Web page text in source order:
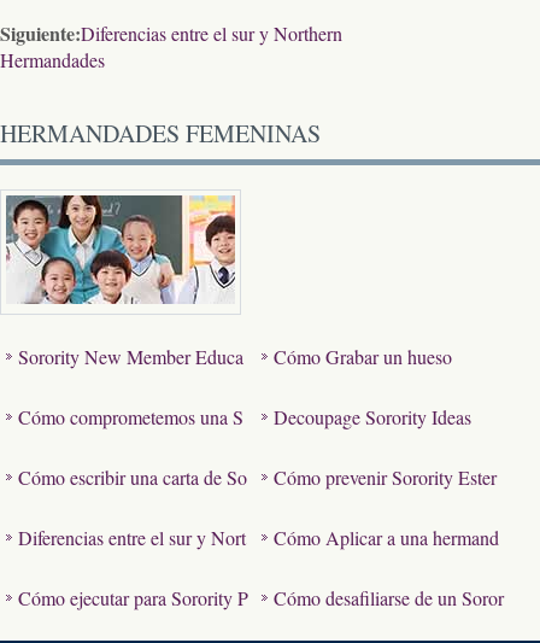
Siguiente:Diferencias entre el sur y Northern
Hermandades
HERMANDADES FEMENINAS
Sorority New Member Educa
Cómo Grabar un hueso
Cómo comprometemos una S
sidad…
Decoupage Sorority Ideas
Cómo escribir una carta de So
Cómo prevenir Sorority Ester
Diferencias entre el sur y Nort
Cómo Aplicar a una hermand
Cómo ejecutar para Sorority P
Cómo desafiliarse de un Soror